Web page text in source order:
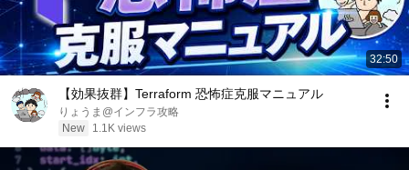
32:50
【効果抜群】Terraform 恐怖症克服マニュアル
りょうま@インフラ攻略
New
1.1K views